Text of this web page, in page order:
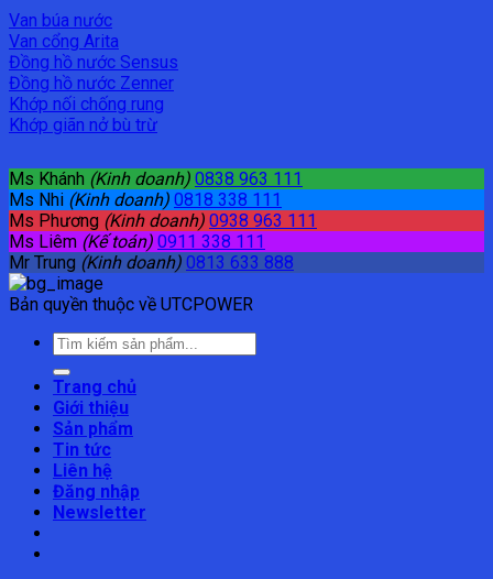
Van búa nước
Van cổng Arita
Đồng hồ nước Sensus
Đồng hồ nước Zenner
Khớp nối chống rung
Khớp giãn nở bù trừ
Ms Khánh (Kinh doanh) 0838 963 111
Ms Nhi (Kinh doanh) 0818 338 111
Ms Phương (Kinh doanh) 0938 963 111
Ms Liêm (Kế toán) 0911 338 111
Mr Trung (Kinh doanh) 0813 633 888
Bản quyền thuộc về UTCPOWER
Tìm
Trang chủ
Giới thiệu
Sản phẩm
Tin tức
Liên hệ
Đăng nhập
Newsletter